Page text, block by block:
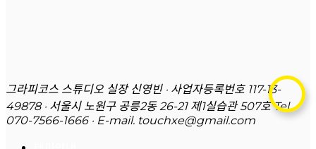
그라피코스 스튜디오 실장 신영빈 · 사업자등록번호 117-13-
49878 · 서울시 노원구 공릉2동 26-21 제1실습관 507호 Tel.
070-7566-1666 · E-mail. touchxe@gmail.com